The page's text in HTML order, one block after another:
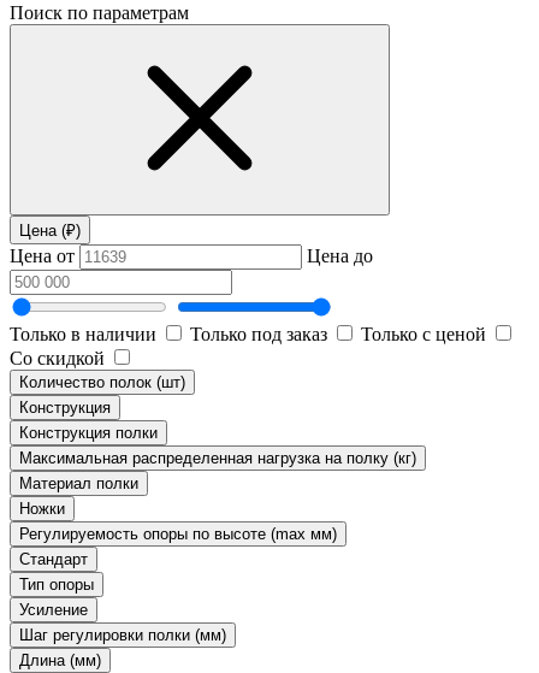
Поиск по параметрам
Цена (₽)
Цена от Цена до
Только в наличии Только под заказ
Только с ценой
Со скидкой
Количество полок (шт)
Конструкция
Конструкция полки
Максимальная распределенная нагрузка на полку (кг)
Материал полки
Ножки
Регулируемость опоры по высоте (max мм)
Стандарт
Тип опоры
Усиление
Шаг регулировки полки (мм)
Длина (мм)